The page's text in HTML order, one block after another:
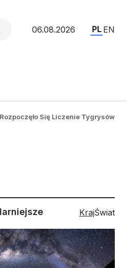
06.08.2026 PL EN
Się Liczenie Tygrysów
KrajŚwiat